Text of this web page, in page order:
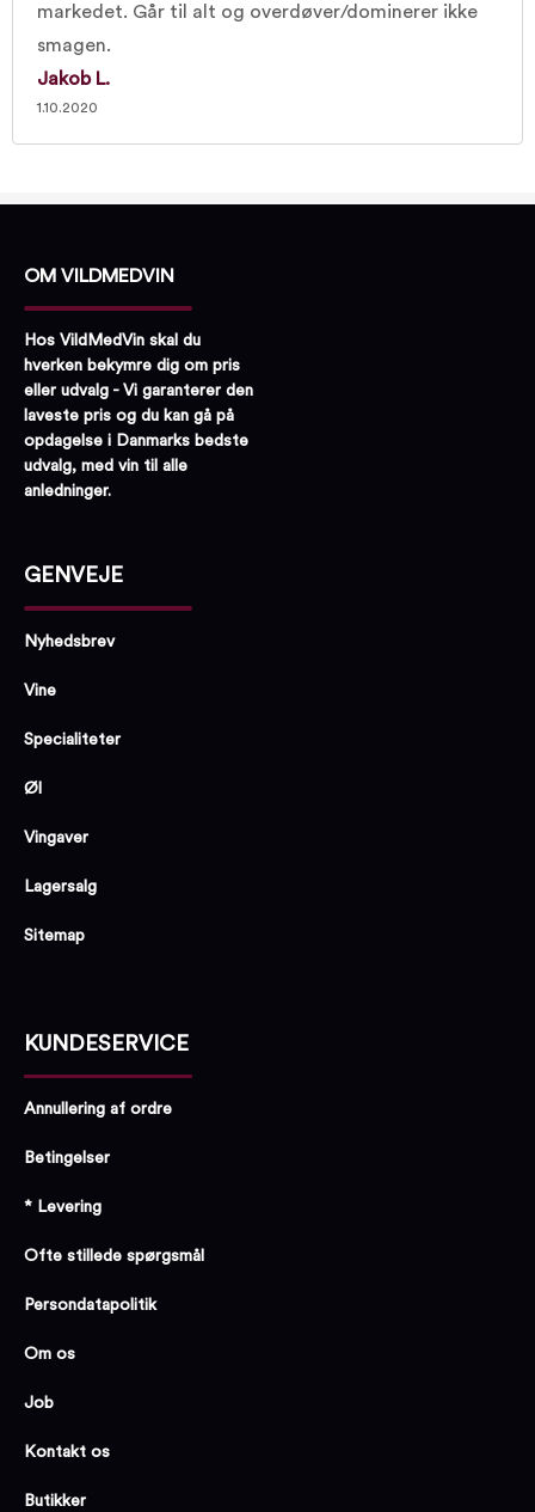
markedet. Går til alt og overdøver/dominerer ikke
smagen.
Jakob L.
1.10.2020
OM VILDMEDVIN
Hos VildMedVin skal du
hverken bekymre dig om pris
eller udvalg - Vi garanterer den
laveste pris og du kan gå på
opdagelse i Danmarks bedste
udvalg, med vin til alle
anledninger.
GENVEJE
Nyhedsbrev
Vine
Specialiteter
Øl
Vingaver
Lagersalg
Sitemap
KUNDESERVICE
Annullering af ordre
Betingelser
* Levering
Ofte stillede spørgsmål
Persondatapolitik
Om os
Job
Kontakt os
Butikker